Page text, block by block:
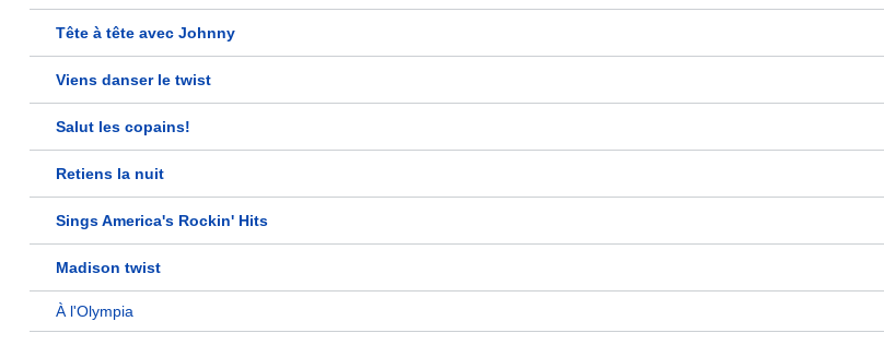
Tête à tête avec Johnny
Viens danser le twist
Salut les copains!
Retiens la nuit
Sings America's Rockin' Hits
Madison twist
À l'Olympia